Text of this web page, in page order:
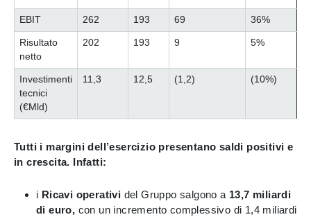
EBIT 262 193 69 36%
Risultato
netto
202 193 9 5%
Investimenti
tecnici
(€Mld)
11,3 12,5 (1,2) (10%)
Tutti i margini dell’esercizio presentano saldi positivi e
in crescita. Infatti:
i Ricavi operativi del Gruppo salgono a 13,7 miliardi
di euro, con un incremento complessivo di 1,4 miliardi